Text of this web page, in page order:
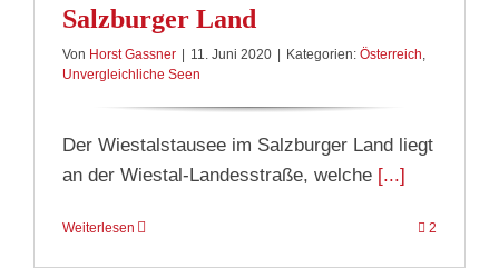
Salzburger Land
Von Horst Gassner | 11. Juni 2020 | Kategorien: Österreich
Unvergleichliche Seen
Der Wiestalstausee im Salzburger Land liegt
an der Wiestal-Landesstraße, welche [...]
Weiterlesen 2